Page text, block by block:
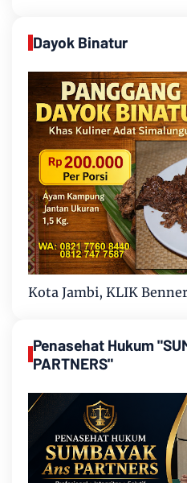
Dayok Binatur
Kota Jambi, KLIK Benner
Penasehat Hukum
PARTNERS"